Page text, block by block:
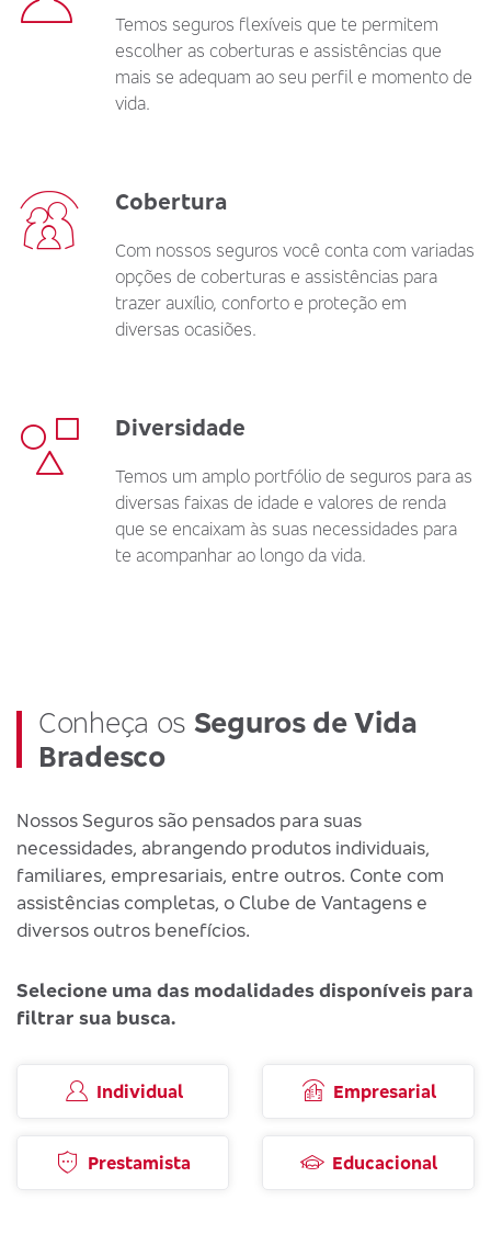
Temos seguros flexíveis que te permitem
escolher as coberturas e assistências que
mais se adequam ao seu perfil e momento de
vida.
Cobertura
Com nossos seguros você conta com variadas
opções de coberturas e assistências para
trazer auxílio, conforto e proteção em
diversas ocasiões.
Diversidade
Temos um amplo portfólio de seguros para as
diversas faixas de idade e valores de renda
que se encaixam às suas necessidades para
te acompanhar ao longo da vida.
Conheça os Seguros de Vida
Bradesco
Nossos Seguros são pensados para suas
necessidades, abrangendo produtos individuais,
familiares, empresariais, entre outros. Conte com
assistências completas, o Clube de Vantagens e
diversos outros benefícios.
Selecione uma das modalidades disponíveis para
filtrar sua busca.
Individual Empresarial
Prestamista Educacional